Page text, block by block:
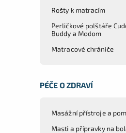
Rošty k matracím
Perličkové polštáře
Buddy a Modom
Matracové chrániče
PÉČE O ZDRAVÍ
Masážní přístroje a
Masti a přípravky na